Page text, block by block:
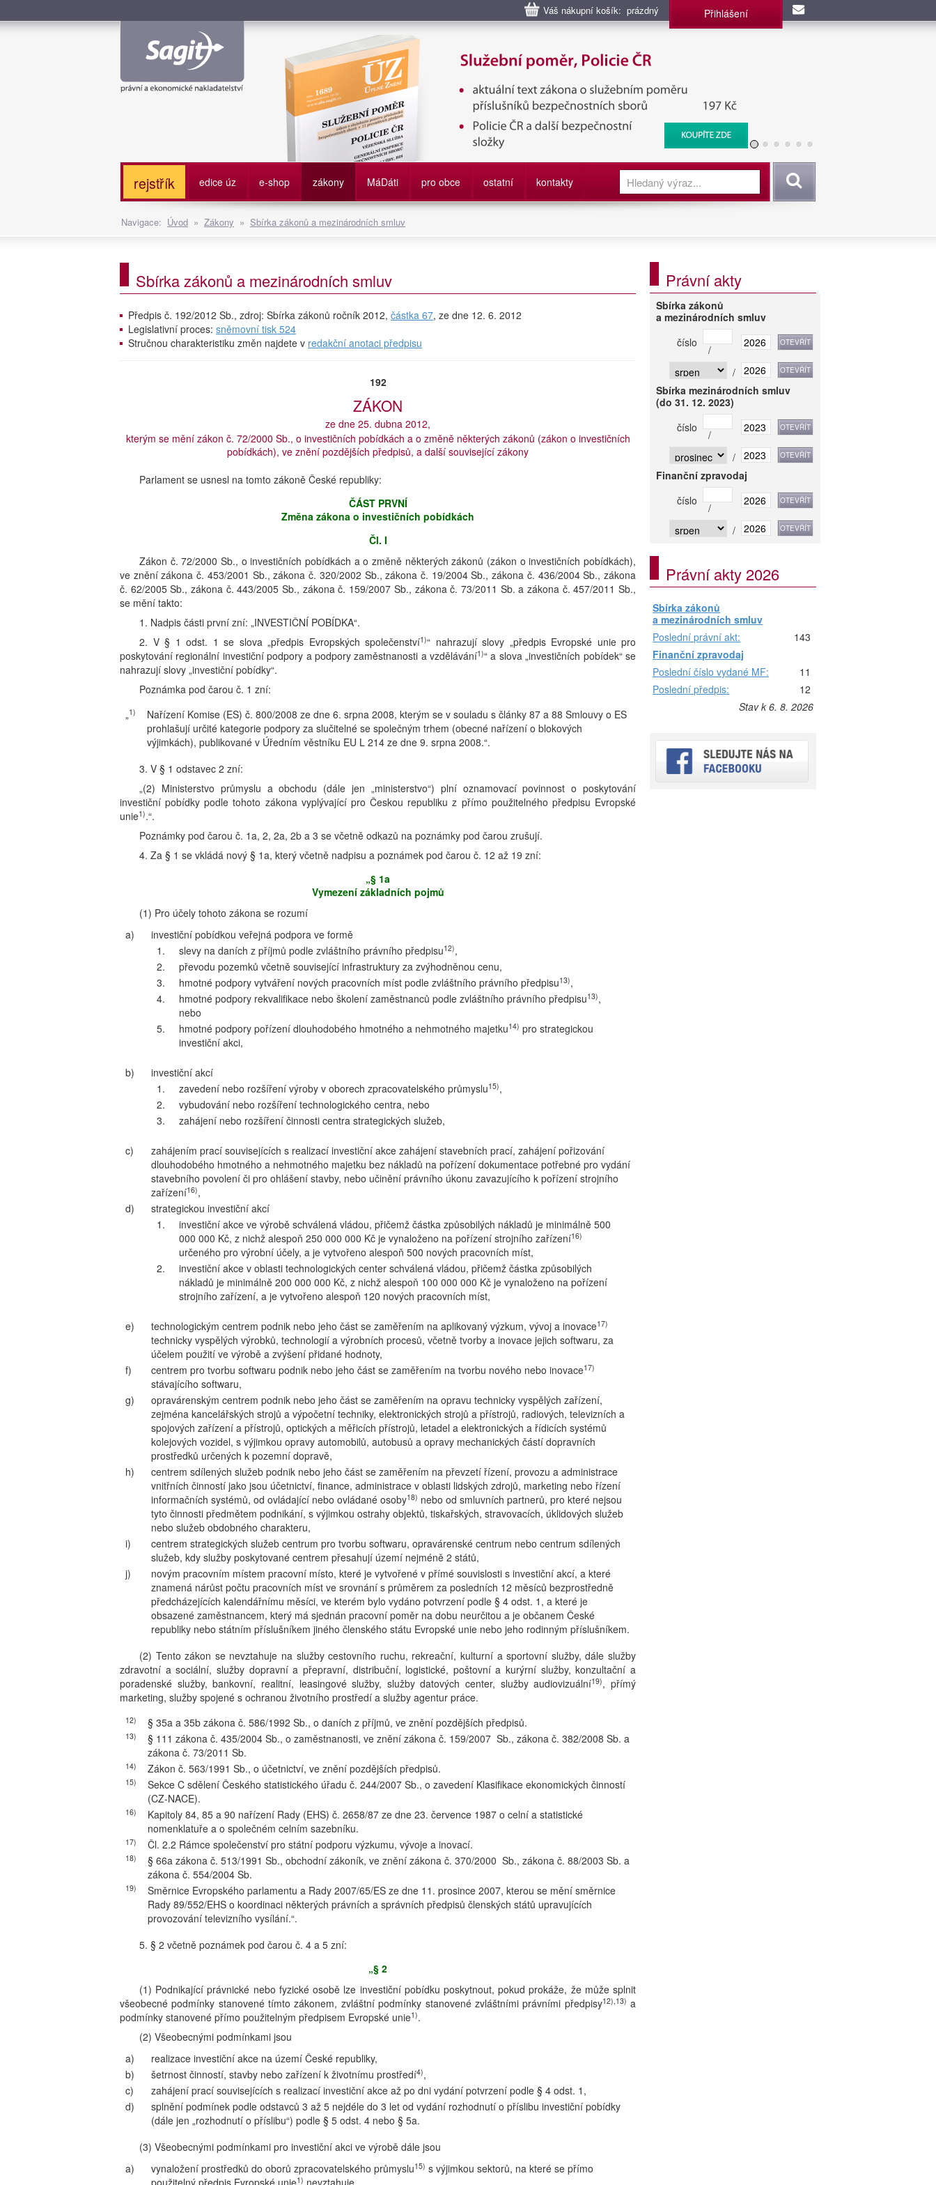
Váš nákupní košík: prázdný Přihlášení
Služební poměr příslušníků bezpečnostních sborů, Policie ČR, Vězeňská služba, BIS, Zpravodajské
služby
rejstřík edice úz e-shop zákony MáDáti pro obce ostatní kontakty Vyhledat
Navigace: Úvod » Zákony » Sbírka zákonů a mezinárodních smluv
Sbírka zákonů a mezinárodních smluv
Předpis č. 192/2012 Sb., zdroj: Sbírka zákonů ročník 2012, částka 67, ze dne 12. 6. 2012
Legislativní proces: sněmovní tisk 524
Stručnou charakteristiku změn najdete v redakční anotaci předpisu
192
ZÁKON
ze dne 25. dubna 2012,
kterým se mění zákon č. 72/2000 Sb., o investičních pobídkách a o změně některých zákonů (zákon o investičních
pobídkách), ve znění pozdějších předpisů, a další související zákony
Parlament se usnesl na tomto zákoně České republiky:
ČÁST PRVNÍ
Změna zákona o investičních pobídkách
Čl. I
Zákon č. 72/2000 Sb., o investičních pobídkách a o změně některých zákonů (zákon o investičních pobídkách),
ve znění zákona č. 453/2001 Sb., zákona č. 320/2002 Sb., zákona č. 19/2004 Sb., zákona č. 436/2004 Sb., zákona
č. 62/2005 Sb., zákona č. 443/2005 Sb., zákona č. 159/2007 Sb., zákona č. 73/2011 Sb. a zákona č. 457/2011 Sb.,
se mění takto:
1. Nadpis části první zní: „INVESTIČNÍ POBÍDKA“.
2. V § 1 odst. 1 se slova „předpis Evropských společenství1)“ nahrazují slovy „předpis Evropské unie pro
poskytování regionální investiční podpory a podpory zaměstnanosti a vzdělávání1)“ a slova „investičních pobídek“ se
nahrazují slovy „investiční pobídky“.
Poznámka pod čarou č. 1 zní:
„1)
Nařízení Komise (ES) č. 800/2008 ze dne 6. srpna 2008, kterým se v souladu s články 87 a 88 Smlouvy o ES
prohlašují určité kategorie podpory za slučitelné se společným trhem (obecné nařízení o blokových
výjimkách), publikované v Úředním věstníku EU L 214 ze dne 9. srpna 2008.“.
3. V § 1 odstavec 2 zní:
„(2) Ministerstvo průmyslu a obchodu (dále jen „ministerstvo“) plní oznamovací povinnost o poskytování
investiční pobídky podle tohoto zákona vyplývající pro Českou republiku z přímo použitelného předpisu Evropské
unie1).“.
Poznámky pod čarou č. 1a, 2, 2a, 2b a 3 se včetně odkazů na poznámky pod čarou zrušují.
4. Za § 1 se vkládá nový § 1a, který včetně nadpisu a poznámek pod čarou č. 12 až 19 zní:
„§ 1a
Vymezení základních pojmů
(1) Pro účely tohoto zákona se rozumí
a)
investiční pobídkou veřejná podpora ve formě
1.
slevy na daních z příjmů podle zvláštního právního předpisu12),
2.
převodu pozemků včetně související infrastruktury za zvýhodněnou cenu,
3.
hmotné podpory vytváření nových pracovních míst podle zvláštního právního předpisu13),
4.
hmotné podpory rekvalifikace nebo školení zaměstnanců podle zvláštního právního předpisu13),
nebo
5.
hmotné podpory pořízení dlouhodobého hmotného a nehmotného majetku14) pro strategickou
investiční akci,
b)
investiční akcí
1.
zavedení nebo rozšíření výroby v oborech zpracovatelského průmyslu15),
2.
vybudování nebo rozšíření technologického centra, nebo
3.
zahájení nebo rozšíření činnosti centra strategických služeb,
c)
zahájením prací souvisejících s realizací investiční akce zahájení stavebních prací, zahájení pořizování
dlouhodobého hmotného a nehmotného majetku bez nákladů na pořízení dokumentace potřebné pro vydání
stavebního povolení či pro ohlášení stavby, nebo učinění právního úkonu zavazujícího k pořízení strojního
zařízení16),
d)
strategickou investiční akcí
1.
investiční akce ve výrobě schválená vládou, přičemž částka způsobilých nákladů je minimálně 500
000 000 Kč, z nichž alespoň 250 000 000 Kč je vynaloženo na pořízení strojního zařízení16)
určeného pro výrobní účely, a je vytvořeno alespoň 500 nových pracovních míst,
2.
investiční akce v oblasti technologických center schválená vládou, přičemž částka způsobilých
nákladů je minimálně 200 000 000 Kč, z nichž alespoň 100 000 000 Kč je vynaloženo na pořízení
strojního zařízení, a je vytvořeno alespoň 120 nových pracovních míst,
e) technologickým centrem podnik nebo jeho část se zaměřením na aplikovaný výzkum, vývoj a inovace17)
technicky vyspělých výrobků, technologií a výrobních procesů, včetně tvorby a inovace jejich softwaru, za
účelem použití ve výrobě a zvýšení přidané hodnoty,
f)
centrem pro tvorbu softwaru podnik nebo jeho část se zaměřením na tvorbu nového nebo inovace17)
stávajícího softwaru,
g)
opravárenským centrem podnik nebo jeho část se zaměřením na opravu technicky vyspělých zařízení,
zejména kancelářských strojů a výpočetní techniky, elektronických strojů a přístrojů, radiových, televizních a
spojových zařízení a přístrojů, optických a měřicích přístrojů, letadel a elektronických a řídicích systémů
kolejových vozidel, s výjimkou opravy automobilů, autobusů a opravy mechanických částí dopravních
prostředků určených k pozemní dopravě,
h)
centrem sdílených služeb podnik nebo jeho část se zaměřením na převzetí řízení, provozu a administrace
vnitřních činností jako jsou účetnictví, finance, administrace v oblasti lidských zdrojů, marketing nebo řízení
informačních systémů, od ovládající nebo ovládané osoby18) nebo od smluvních partnerů, pro které nejsou
tyto činnosti předmětem podnikání, s výjimkou ostrahy objektů, tiskařských, stravovacích, úklidových služeb
nebo služeb obdobného charakteru,
i)
centrem strategických služeb centrum pro tvorbu softwaru, opravárenské centrum nebo centrum sdílených
služeb, kdy služby poskytované centrem přesahují území nejméně 2 států,
j)
novým pracovním místem pracovní místo, které je vytvořené v přímé souvislosti s investiční akcí, a které
znamená nárůst počtu pracovních míst ve srovnání s průměrem za posledních 12 měsíců bezprostředně
předcházejících kalendářnímu měsíci, ve kterém bylo vydáno potvrzení podle § 4 odst. 1, a které je
obsazené zaměstnancem, který má sjednán pracovní poměr na dobu neurčitou a je občanem České
republiky nebo státním příslušníkem jiného členského státu Evropské unie nebo jeho rodinným příslušníkem.
(2) Tento zákon se nevztahuje na služby cestovního ruchu, rekreační, kulturní a sportovní služby, dále služby
zdravotní a sociální, služby dopravní a přepravní, distribuční, logistické, poštovní a kurýrní služby, konzultační a
poradenské služby, bankovní, realitní, leasingové služby, služby datových center, služby audiovizuální19), přímý
marketing, služby spojené s ochranou životního prostředí a služby agentur práce.
12) § 35a a 35b zákona č. 586/1992 Sb., o daních z příjmů, ve znění pozdějších předpisů.
13)
§ 111 zákona č. 435/2004 Sb., o zaměstnanosti, ve znění zákona č. 159/2007 Sb., zákona č. 382/2008 Sb. a
zákona č. 73/2011 Sb.
14) Zákon č. 563/1991 Sb., o účetnictví, ve znění pozdějších předpisů.
15)
Sekce C sdělení Českého statistického úřadu č. 244/2007 Sb., o zavedení Klasifikace ekonomických činností
(CZ-NACE).
16)
Kapitoly 84, 85 a 90 nařízení Rady (EHS) č. 2658/87 ze dne 23. července 1987 o celní a statistické
nomenklatuře a o společném celním sazebníku.
17) Čl. 2.2 Rámce společenství pro státní podporu výzkumu, vývoje a inovací.
18)
§ 66a zákona č. 513/1991 Sb., obchodní zákoník, ve znění zákona č. 370/2000 Sb., zákona č. 88/2003 Sb. a
zákona č. 554/2004 Sb.
19)
Směrnice Evropského parlamentu a Rady 2007/65/ES ze dne 11. prosince 2007, kterou se mění směrnice
Rady 89/552/EHS o koordinaci některých právních a správních předpisů členských států upravujících
provozování televizního vysílání.“.
5. § 2 včetně poznámek pod čarou č. 4 a 5 zní:
„§ 2
(1) Podnikající právnické nebo fyzické osobě lze investiční pobídku poskytnout, pokud prokáže, že může splnit
všeobecné podmínky stanovené tímto zákonem, zvláštní podmínky stanovené zvláštními právními předpisy12),13) a
podmínky stanovené přímo použitelným předpisem Evropské unie1).
(2) Všeobecnými podmínkami jsou
a)
realizace investiční akce na území České republiky,
b)
šetrnost činností, stavby nebo zařízení k životnímu prostředí4),
c)
zahájení prací souvisejících s realizací investiční akce až po dni vydání potvrzení podle § 4 odst. 1,
d)
splnění podmínek podle odstavců 3 až 5 nejdéle do 3 let od vydání rozhodnutí o příslibu investiční pobídky
(dále jen „rozhodnutí o příslibu“) podle § 5 odst. 4 nebo § 5a.
(3) Všeobecnými podmínkami pro investiční akci ve výrobě dále jsou
a)
vynaložení prostředků do oborů zpracovatelského průmyslu15) s výjimkou sektorů, na které se přímo
použitelný předpis Evropské unie1) nevztahuje,
Právní akty
Sbírka zákonů
a mezinárodních smluv
číslo
/
/
Sbírka mezinárodních smluv
(do 31. 12. 2023)
číslo
/
/
Finanční zpravodaj
číslo
/
/
Právní akty 2026
Sbírka zákonů
a mezinárodních smluv
Poslední právní akt:
143
Finanční zpravodaj
Poslední číslo vydané MF:
11
Poslední předpis:
12
Stav k 6. 8. 2026